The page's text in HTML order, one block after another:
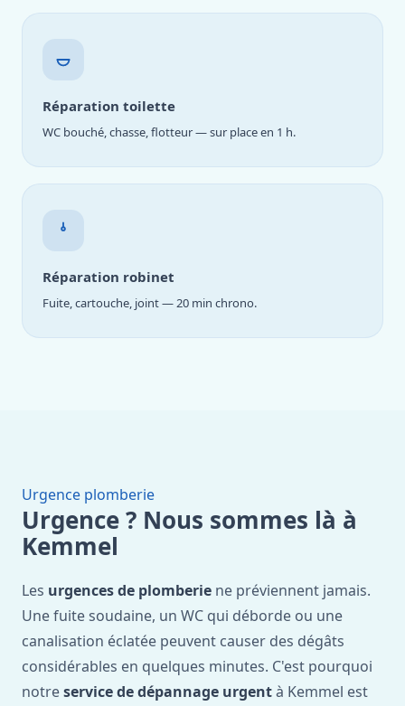
Réparation toilette
WC bouché, chasse, flotteur — sur place en 1 h.
Réparation robinet
Fuite, cartouche, joint — 20 min chrono.
Urgence plomberie
Urgence ? Nous sommes là à
Kemmel
Les urgences de plomberie ne préviennent jamais.
Une fuite soudaine, un WC qui déborde ou une
canalisation éclatée peuvent causer des dégâts
considérables en quelques minutes. C'est pourquoi
notreservice de dépannage urgentà Kemmel est